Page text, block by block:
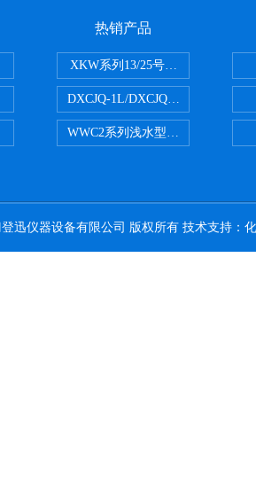
热销产品
XKW系列13/25号浮游生物网
DXCJQ-1L/DXCJQ-2L单联浮游
WWC2系列浅水型浮游生物网 浅
迅仪器设备有限公司 版权所有 技术支持：